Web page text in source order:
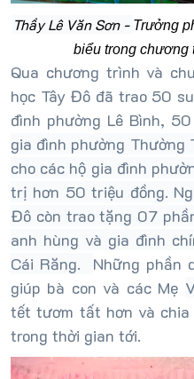
Thầy Lê Văn Sơn - Trưởng
biểu trong chương
Qua chương trình và
học Tây Đô đã trao 50
đình phường Lê Bình,
gia đình phường
cho các hộ gia đình
trị hơn 50 triệu đồng.
Đô còn trao tặng 07
anh hùng và gia đình
Cái Răng. Những phần
giúp bà con và các Mẹ
tết tươm tất hơn và chia
trong thời gian tới.